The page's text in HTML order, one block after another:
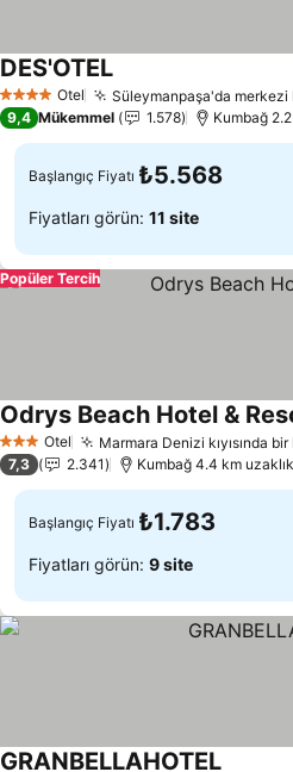
4 Yıldız Otel Süleymanpaşa'da merkezi
DES'OTEL
9,4 Mükemmel 1.578 Kumbağ
Başlangıç Fiyatı ₺5.568
Fiyatları görün: 11 site
Popüler Tercih
3 YıldızOtel Marmara Denizi kıyısında bir
Odrys Beach Hotel &
7,3 2.341 Kumbağ 4.4 km
Başlangıç Fiyatı ₺1.783
Fiyatları görün: 9 site
GRANBELLAHOTEL